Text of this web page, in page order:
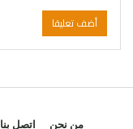
من نحن اتصل بنا